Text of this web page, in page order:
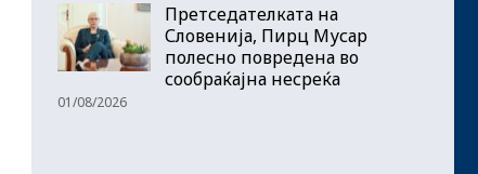
Претседателката на
Словенија, Пирц Мусар
полесно повредена во
сообраќајна несреќа
01/08/2026